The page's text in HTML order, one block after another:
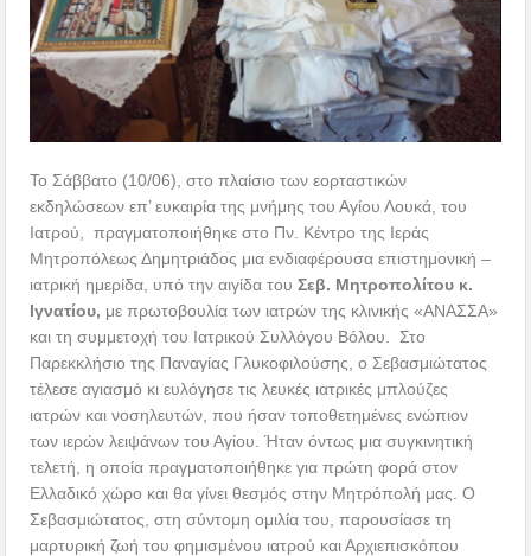
Το Σάββατο (10/06), στο πλαίσιο των εορταστικών
εκδηλώσεων επ’ ευκαιρία της μνήμης του Αγίου Λουκά, του
Ιατρού, πραγματοποιήθηκε στο Πν. Κέντρο της Ιεράς
Μητροπόλεως Δημητριάδος μια ενδιαφέρουσα επιστημονική –
ιατρική ημερίδα, υπό την αιγίδα τουΣεβ. Μητροπολίτου κ.
Ιγνατίου, με πρωτοβουλία των ιατρών της κλινικής «ΑΝΑΣΣΑ»
και τη συμμετοχή του Ιατρικού Συλλόγου Βόλου. Στο
Παρεκκλήσιο της Παναγίας Γλυκοφιλούσης, ο Σεβασμιώτατος
τέλεσε αγιασμό κι ευλόγησε τις λευκές ιατρικές μπλούζες
ιατρών και νοσηλευτών, που ήσαν τοποθετημένες ενώπιον
των ιερών λειψάνων του Αγίου. Ήταν όντως μια συγκινητική
τελετή, η οποία πραγματοποιήθηκε για πρώτη φορά στον
Ελλαδικό χώρο και θα γίνει θεσμός στην Μητρόπολή μας. Ο
Σεβασμιώτατος, στη σύντομη ομιλία του, παρουσίασε τη
μαρτυρική ζωή του φημισμένου ιατρού και Αρχιεπισκόπου